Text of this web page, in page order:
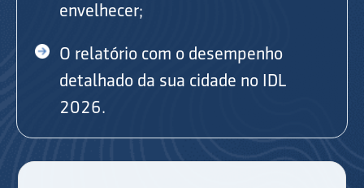
envelhecer;
O relatório com o desempenho
detalhado da sua cidade no IDL
2026.